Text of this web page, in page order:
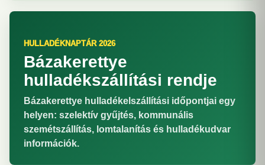
HULLADÉKNAPTÁR 2026
Bázakerettye
hulladékszállítási rendje
Bázakerettye hulladékelszállítási időpontjai egy
helyen: szelektív gyűjtés, kommunális
szemétszállítás, lomtalanítás és hulladékudvar
információk.